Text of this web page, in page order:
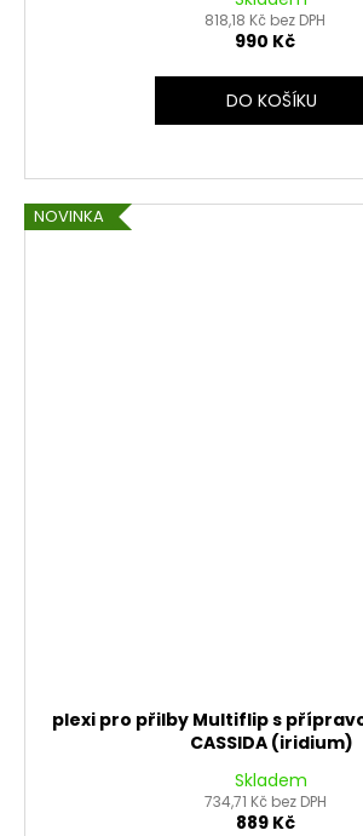
818,18 Kč bez DPH
990 Kč
DO KOŠÍKU
NOVINKA
plexi pro přilby Multiflip s
CASSIDA (iridium)
Skladem
734,71 Kč bez DPH
889 Kč